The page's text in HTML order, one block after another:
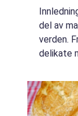
del av
verden.
delikate
en dash